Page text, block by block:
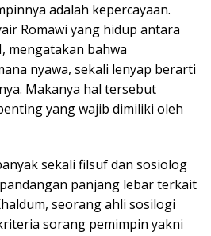
adalah kepercayaan.
Romawi yang hidup antara
mengatakan bahwa
nyawa, sekali lenyap berarti
Makanya hal tersebut
yang wajib dimiliki oleh
sekali filsuf dan sosiolog
panjang lebar terkait
seorang ahli sosilogi
sorang pemimpin yakni